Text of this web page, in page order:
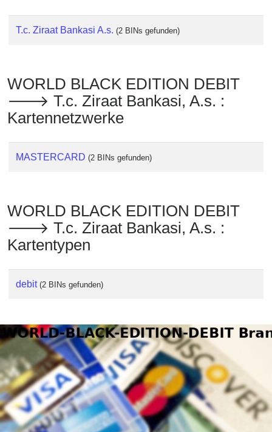
T.c. Ziraat Bankasi A.s. (2 BINs gefunden)
WORLD BLACK EDITION DEBIT
🡒 T.c. Ziraat Bankasi, A.s. :
Kartennetzwerke
MASTERCARD (2 BINs gefunden)
WORLD BLACK EDITION DEBIT
🡒 T.c. Ziraat Bankasi, A.s. :
Kartentypen
debit (2 BINs gefunden)